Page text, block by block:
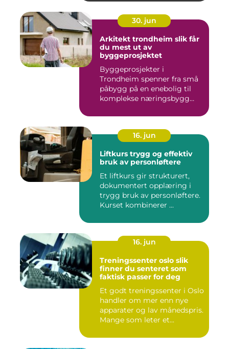
30. jun
Arkitekt trondheim slik får
du mest ut av
byggeprosjektet
Byggeprosjekter i
Trondheim spenner fra små
påbygg på en enebolig til
komplekse næringsbygg
16. jun
Liftkurs trygg og effektiv
bruk av personløftere
Et liftkurs gir strukturert,
dokumentert opplæring i
trygg bruk av personløftere.
Kurset kombinerer ...
16. jun
Treningssenter oslo slik
finner du senteret som
faktisk passer for deg
Et godt treningssenter i Oslo
handler om mer enn nye
apparater og lav månedspris.
Mange som leter et...